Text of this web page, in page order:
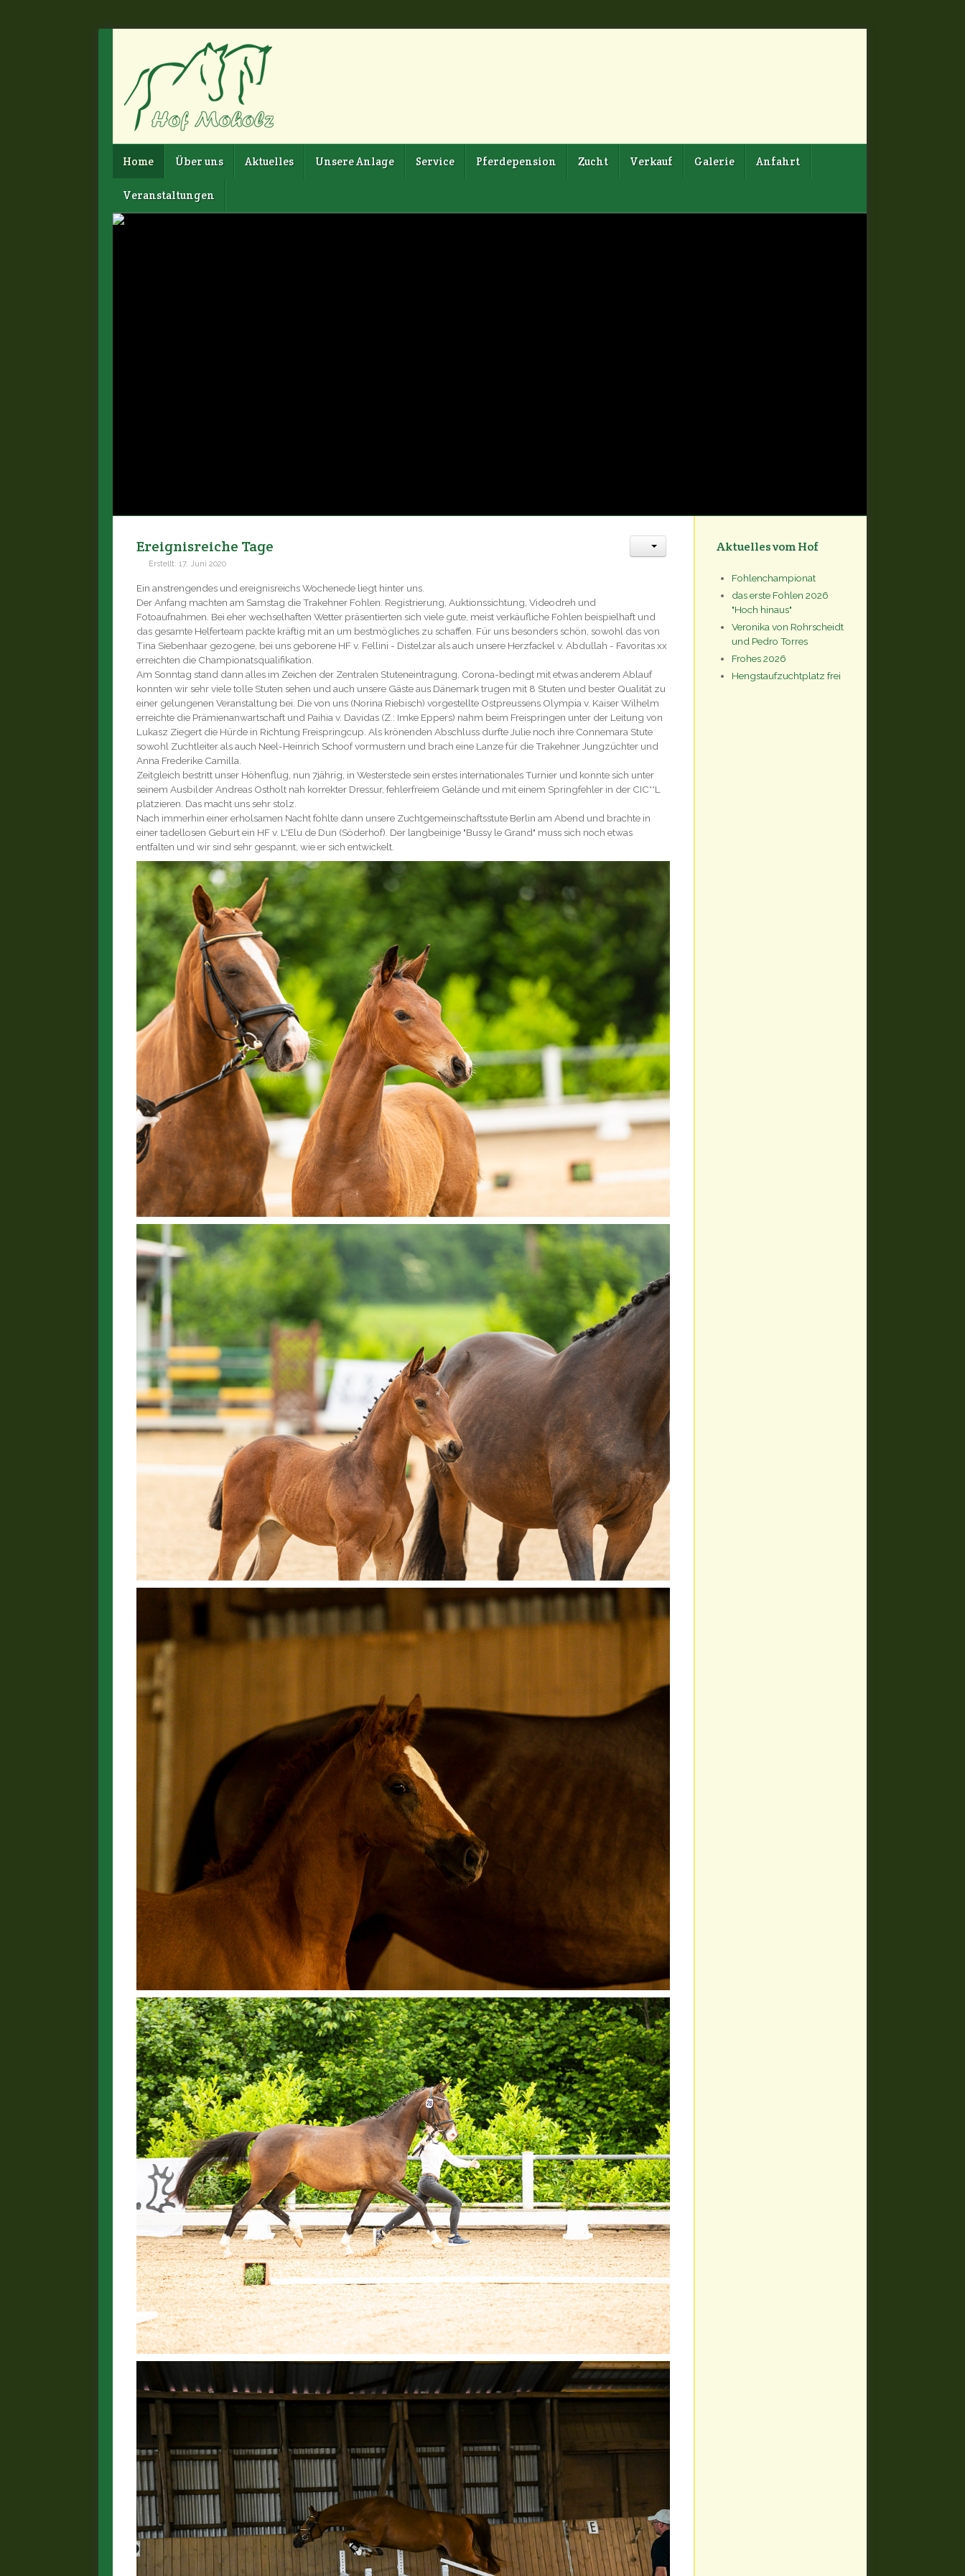
Home Über uns Aktuelles Unsere Anlage Service Pferdepension Zucht Verkauf Galerie Anfahrt
Veranstaltungen
Ereignisreiche Tage
Erstellt: 17. Juni 2020
Ein anstrengendes und ereignisreichs Wochenede liegt hinter uns.
Der Anfang machten am Samstag die Trakehner Fohlen. Registrierung, Auktionssichtung, Videodreh und
Fotoaufnahmen. Bei eher wechselhaften Wetter präsentierten sich viele gute, meist verkäufliche Fohlen beispielhaft und
das gesamte Helferteam packte kräftig mit an um bestmögliches zu schaffen. Für uns besonders schön, sowohl das von
Tina Siebenhaar gezogene, bei uns geborene HF v. Fellini - Distelzar als auch unsere Herzfackel v. Abdullah - Favoritas xx
erreichten die Championatsqualifikation.
Am Sonntag stand dann alles im Zeichen der Zentralen Stuteneintragung. Corona-bedingt mit etwas anderem Ablauf
konnten wir sehr viele tolle Stuten sehen und auch unsere Gäste aus Dänemark trugen mit 8 Stuten und bester Qualität zu
einer gelungenen Veranstaltung bei. Die von uns (Norina Riebisch) vorgestellte Ostpreussens Olympia v. Kaiser Wilhelm
erreichte die Prämienanwartschaft und Paihia v. Davidas (Z.: Imke Eppers) nahm beim Freispringen unter der Leitung von
Lukasz Ziegert die Hürde in Richtung Freispringcup. Als krönenden Abschluss durfte Julie noch ihre Connemara Stute
sowohl Zuchtleiter als auch Neel-Heinrich Schoof vormustern und brach eine Lanze für die Trakehner Jungzüchter und
Anna Frederike Camilla.
Zeitgleich bestritt unser Höhenflug, nun 7jährig, in Westerstede sein erstes internationales Turnier und konnte sich unter
seinem Ausbilder Andreas Ostholt nah korrekter Dressur, fehlerfreiem Gelände und mit einem Springfehler in der CIC**L
platzieren. Das macht uns sehr stolz.
Nach immerhin einer erholsamen Nacht fohlte dann unsere Zuchtgemeinschaftsstute Berlin am Abend und brachte in
einer tadellosen Geburt ein HF v. L'Elu de Dun (Söderhof). Der langbeinige "Bussy le Grand" muss sich noch etwas
entfalten und wir sind sehr gespannt, wie er sich entwickelt.
Aktuelles vom Hof
Fohlenchampionat
das erste Fohlen 2026
"Hoch hinaus"
Veronika von Rohrscheidt
und Pedro Torres
Frohes 2026
Hengstaufzuchtplatz frei